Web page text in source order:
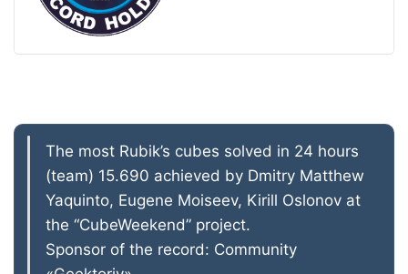
The most Rubik’s cubes solved in 24 hours
(team) 15.690 achieved by Dmitry Matthew
Yaquinto, Eugene Moiseev, Kirill Oslonov at
the “CubeWeekend” project.
Sponsor of the record: Community